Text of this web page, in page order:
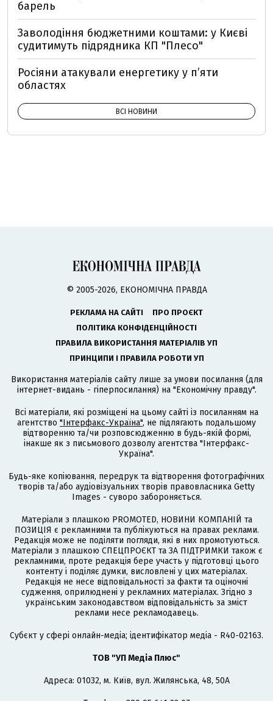
барель
Заволодіння бюджетними коштами: у Києві
судитимуть підрядника КП "Плесо"
Росіяни атакували енергетику у пʼяти
областях
ВСІ НОВИНИ
© 2005-2026, ЕКОНОМІЧНА ПРАВДА
РЕКЛАМА НА САЙТІ
ПРО ПРОЄКТ
ПОЛІТИКА КОНФІДЕНЦІЙНОСТІ
ПРАВИЛА ВИКОРИСТАННЯ МАТЕРІАЛІВ УП
ПРИНЦИПИ І ПРАВИЛА РОБОТИ УП
Використання матеріалів сайту лише за умови посилання (для
інтернет-видань - гіперпосилання) на "Економічну правду".
Всі матеріали, які розміщені на цьому сайті із посиланням на
агентство "Інтерфакс-Україна", не підлягають подальшому
відтворенню та/чи розповсюдженню в будь-якій формі,
інакше як з письмового дозволу агентства "Інтерфакс-
Україна".
Будь-яке копіювання, передрук та відтворення фотографічних
творів та/або аудіовізуальних творів правовласника Getty
Images - суворо забороняється.
Матеріали з плашкою PROMOTED, НОВИНИ КОМПАНІЙ та
ПОЗИЦІЯ є рекламними та публікуються на правах реклами.
Редакція може не поділяти погляди, які в них промотуються.
Матеріали з плашкою СПЕЦПРОЄКТ та ЗА ПІДТРИМКИ також є
рекламними, проте редакція бере участь у підготовці цього
контенту і поділяє думки, висловлені у цих матеріалах.
Редакція не несе відповідальності за факти та оціночні
судження, оприлюднені у рекламних матеріалах. Згідно з
українським законодавством відповідальність за зміст
реклами несе рекламодавець.
Cубєкт у сфері онлайн-медіа; ідентифікатор медіа - R40-02163.
ТОВ "УП Медіа Плюс"
Адреса: 01032, м. Київ, вул. Жилянська, 48, 50А